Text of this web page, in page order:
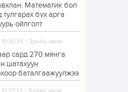
1 өдөр 0
“Чингис хаан” олон
руу нийтийн тээврийн
автобус 24 цагаар
үйлчилж байна
1 өдөр 1 0
Математик бол
бүх арга
ойлголт
/ Эдийн засаг
сард 270 мянга
шатахуун
баталгаажуулжээ